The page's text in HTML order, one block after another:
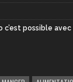
possible